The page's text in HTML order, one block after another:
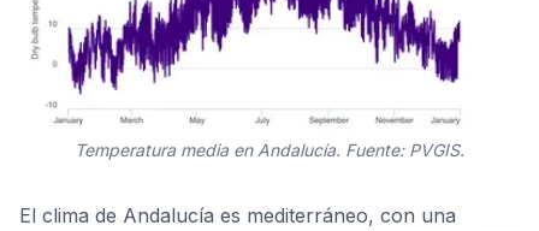
Temperatura media en Andalucía. Fuente: PVGIS.
El clima de Andalucía es mediterráneo, con una